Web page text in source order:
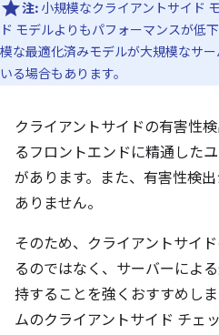
注: 小規模なクライアントサイド
ド モデルよりもパフォーマンスが低
模な最適化済みモデルが大規模なサ
いる場合もあります。
クライアントサイドの有害性
るフロントエンドに精通した
があります。また、有害性検
ありません。
そのため、クライアントサイ
るのではなく、サーバーによ
持することを強くおすすめし
ムのクライアントサイド チェ